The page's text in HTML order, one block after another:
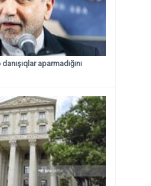
aparmadığını